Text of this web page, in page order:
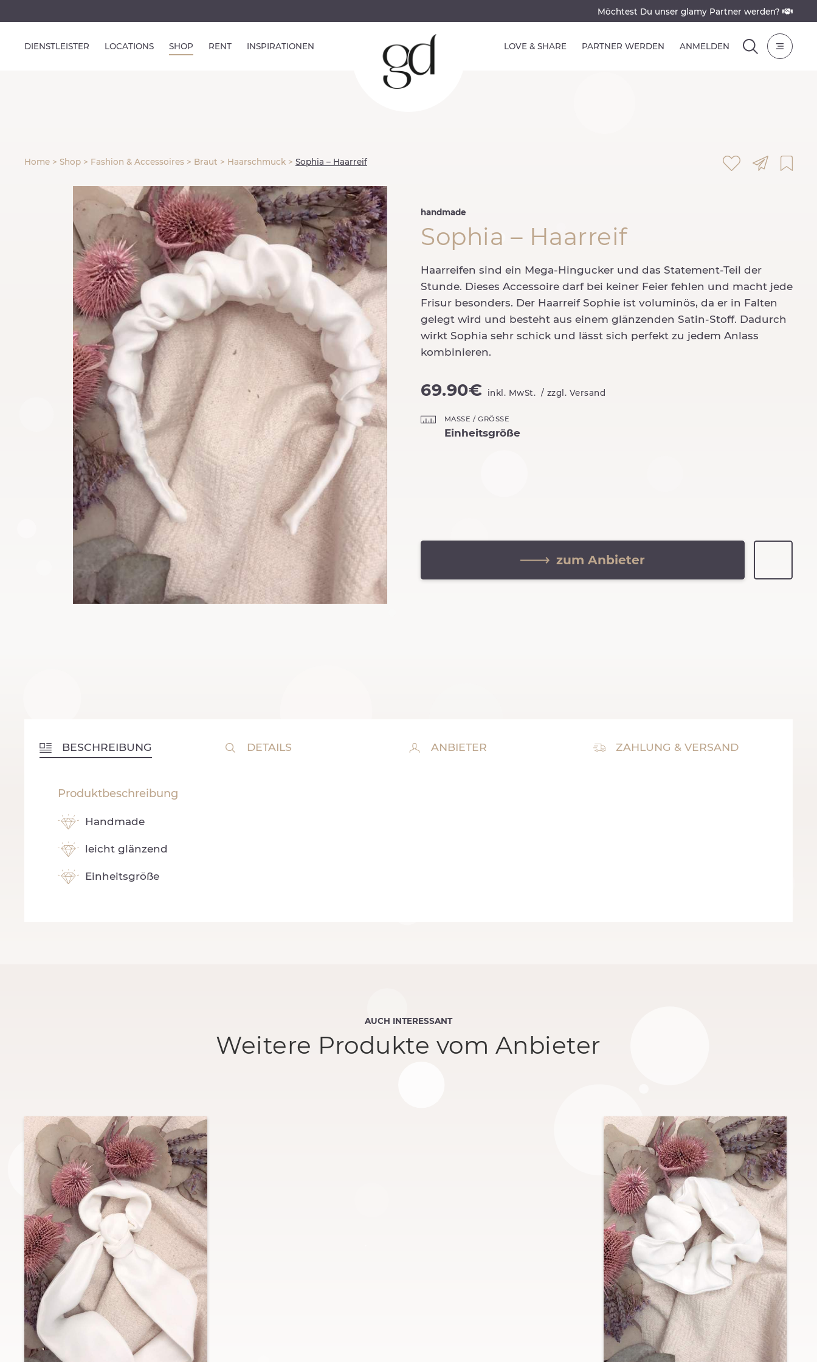
Möchtest Du unser glamy Partner werden?
DIENSTLEISTER LOCATIONS SHOP RENT INSPIRATIONEN LOVE & SHARE PARTNER WERDEN ANMELDEN
Home > Shop > Fashion & Accessoires > Braut > Haarschmuck > Sophia – Haarreif
handmade
Sophia – Haarreif
Haarreifen sind ein Mega-Hingucker und das Statement-Teil der
Stunde. Dieses Accessoire darf bei keiner Feier fehlen und macht jede
Frisur besonders. Der Haarreif Sophie ist voluminös, da er in Falten
gelegt wird und besteht aus einem glänzenden Satin-Stoff. Dadurch
wirkt Sophia sehr schick und lässt sich perfekt zu jedem Anlass
kombinieren.
69.90€ inkl. MwSt. / zzgl. Versand
MASSE / GRÖSSE
Einheitsgröße
zum Anbieter
BESCHREIBUNG DETAILS ANBIETER ZAHLUNG & VERSAND
Produktbeschreibung
Handmade
leicht glänzend
Einheitsgröße
AUCH INTERESSANT
Weitere Produkte vom Anbieter